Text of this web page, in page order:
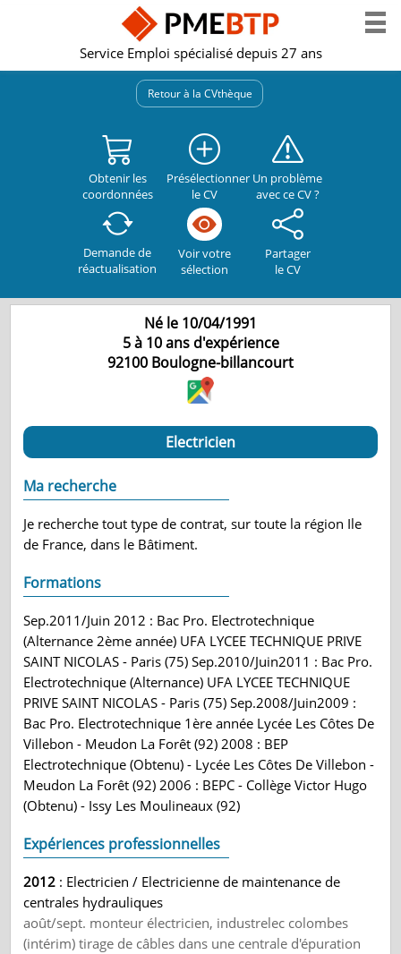
Service Emploi spécialisé depuis 27 ans
Retour à la CVthèque
Obtenir les
coordonnées
Présélectionner
le CV
Un problème
avec ce CV ?
Demande de
réactualisation
Voir votre
sélection
Partager
le CV
Né le 10/04/1991
5 à 10 ans d'expérience
92100 Boulogne-billancourt
Electricien
Ma recherche
Je recherche tout type de contrat, sur toute la région Ile
de France, dans le Bâtiment.
Formations
Sep.2011/Juin 2012 : Bac Pro. Electrotechnique
(Alternance 2ème année) UFA LYCEE TECHNIQUE PRIVE
SAINT NICOLAS - Paris (75) Sep.2010/Juin2011 : Bac Pro.
Electrotechnique (Alternance) UFA LYCEE TECHNIQUE
PRIVE SAINT NICOLAS - Paris (75) Sep.2008/Juin2009 :
Bac Pro. Electrotechnique 1ère année Lycée Les Côtes De
Villebon - Meudon La Forêt (92) 2008 : BEP
Electrotechnique (Obtenu) - Lycée Les Côtes De Villebon -
Meudon La Forêt (92) 2006 : BEPC - Collège Victor Hugo
(Obtenu) - Issy Les Moulineaux (92)
Expériences professionnelles
2012 : Electricien / Electricienne de maintenance de
centrales hydrauliques
août/sept. monteur électricien, industrelec colombes
(intérim) tirage de câbles dans une centrale d'épuration